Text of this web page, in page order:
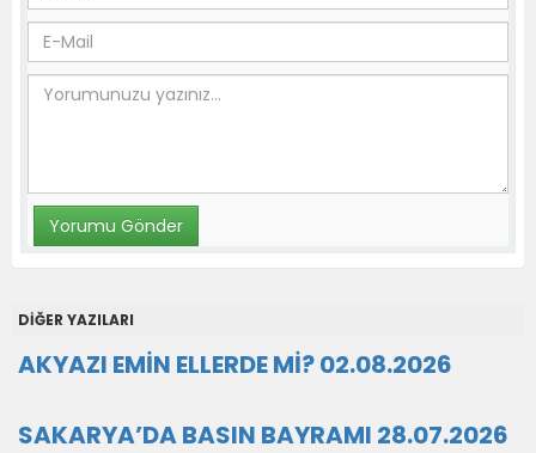
DİĞER YAZILARI
AKYAZI EMİN ELLERDE Mİ? 02.08.2026
SAKARYA’DA BASIN BAYRAMI 28.07.2026